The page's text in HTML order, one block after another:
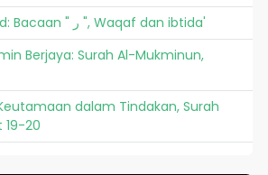
03: Hukum Tajwid: Bacaan " ر ", Waqaf dan ibtida'
Berjaya: Surah Al-Mukminun,
dalam Tindakan, Surah
19-20